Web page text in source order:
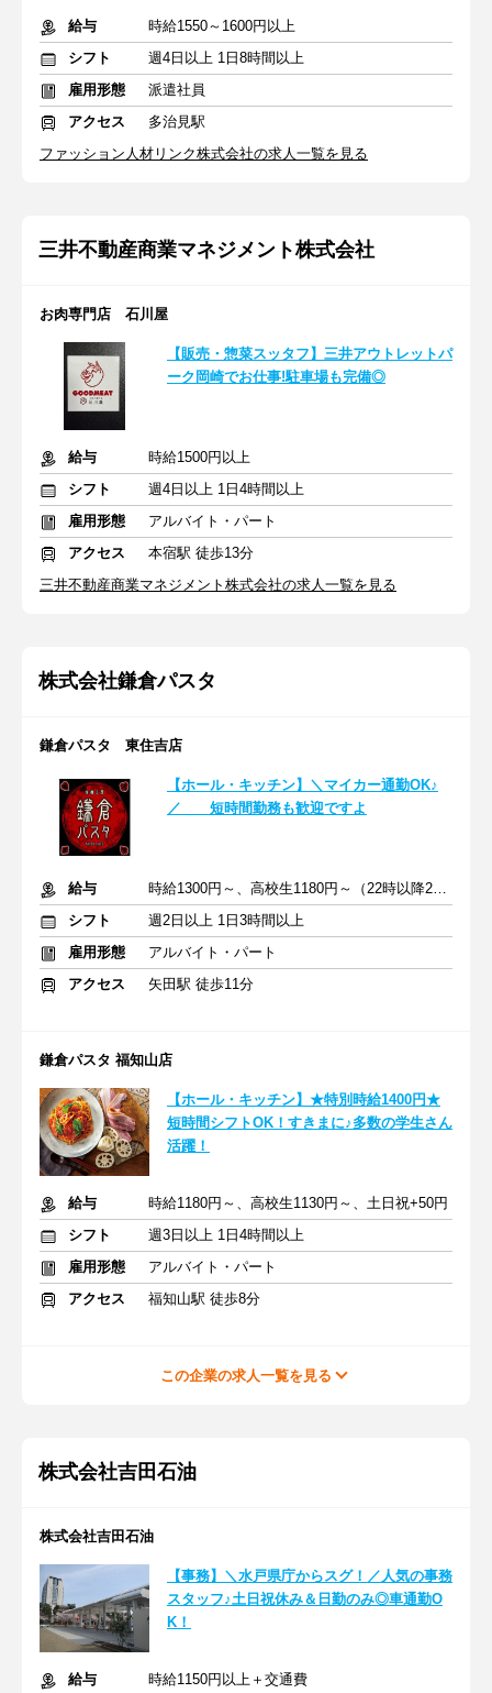
給与
時給1550～1600円以上
シフト
週4日以上 1日8時間以上
雇用形態
派遣社員
アクセス
多治見駅
ファッション人材リンク株式会社の求人一覧を見る
三井不動産商業マネジメント株式会社
お肉専門店 石川屋
【販売・惣菜スッタフ】三井アウトレットパ
ーク岡崎でお仕事!駐車場も完備◎
給与
時給1500円以上
シフト
週4日以上 1日4時間以上
雇用形態
アルバイト・パート
アクセス
本宿駅 徒歩13分
三井不動産商業マネジメント株式会社の求人一覧を見る
株式会社鎌倉パスタ
鎌倉パスタ 東住吉店
【ホール・キッチン】＼マイカー通勤OK♪
／ 短時間勤務も歓迎ですよ
給与
時給1300円～、高校生1180円～（22時以降25％UP）
シフト
週2日以上 1日3時間以上
雇用形態
アルバイト・パート
アクセス
矢田駅 徒歩11分
鎌倉パスタ 福知山店
【ホール・キッチン】★特別時給1400円★
短時間シフトOK！すきまに♪多数の学生さん
活躍！
給与
時給1180円～、高校生1130円～、土日祝+50円
シフト
週3日以上 1日4時間以上
雇用形態
アルバイト・パート
アクセス
福知山駅 徒歩8分
この企業の求人一覧を見る
株式会社吉田石油
株式会社吉田石油
【事務】＼水戸県庁からスグ！／人気の事務
スタッフ♪土日祝休み＆日勤のみ◎車通勤O
K！
給与 時給1150円以上＋交通費